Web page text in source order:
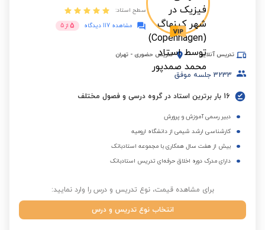
سطح استاد:
مشاهده 117 دیدگاه
5 از 5
تدریس آنلاین تدریس حضوری - تهران
3233 جلسه موفق
16 بار برترین استاد در گروه درسی و فصول مختلف
دبیر رسمی آموزش و پرورش
کارشناسی ارشد شیمی از دانشگاه ارومیه
بیش از هفت سال همکاری با مجموعه استادبانک
دارای مدرک دوره اخلاق حرفه‌ای تدریس استادبانک
برای مشاهده قیمت، نوع تدریس و درس را وارد نمایید:
انتخاب نوع تدریس و درس